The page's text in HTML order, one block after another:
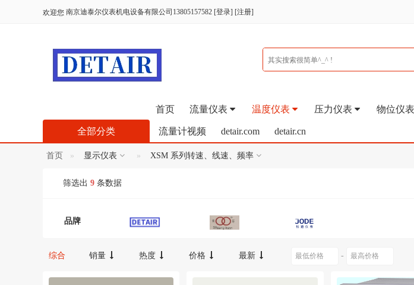
欢迎您 南京迪泰尔仪表机电设备有限公司13805157582 [登录] [注册]
首页 流量仪表 温度仪表 压力仪表 物位仪表
流量计视频 detair.com detair.cn
全部分类
首页 显示仪表 XSM 系列转速、线速、频率
筛选出 9 条数据
品牌
综合 销量 热度 价格 最新 -